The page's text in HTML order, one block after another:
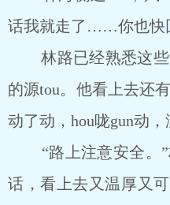
话我就走了……你也快
林路已经熟悉这些
的源tou。他看上去还
动了动，hou咙gun动，
“路上注意安全。”
话，看上去又温厚又